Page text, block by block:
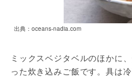
出典：oceans-nadia.com
ミックスベジタベルのほかに
った炊き込みご飯です。具は